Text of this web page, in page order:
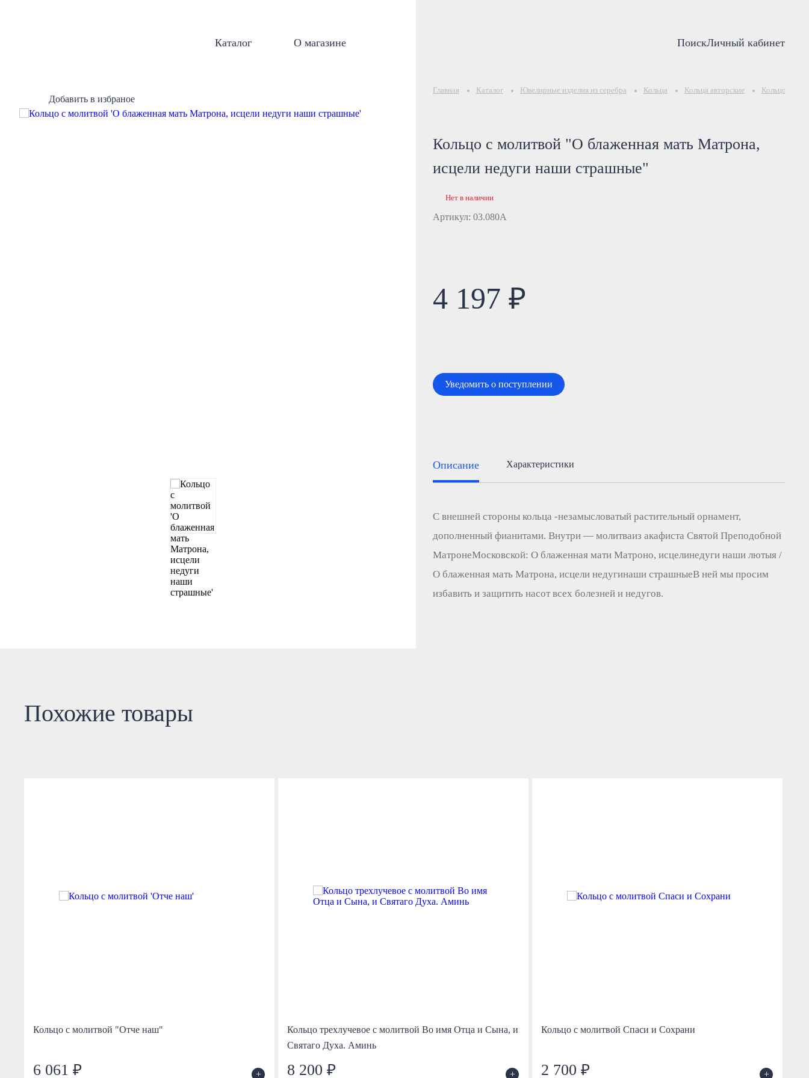
Каталог О магазине ПоискЛичный кабинет
Добавить в избраное
Главная Каталог Ювелирные изделия из серебра Кольца Кольца авторские Кольцо с
Кольцо с молитвой "О блаженная мать Матрона,
исцели недуги наши страшные"
Артикул: 03.080А
Нет в наличии
4 197 ₽
Уведомить о поступлении
Описание Характеристики
С внешней стороны кольца -незамысловатый растительный орнамент,
дополненный фианитами. Внутри — молитваиз акафиста Святой Преподобной
МатронеМосковской: О блаженная мати Матроно, исцелинедуги наши лютыя /
О блаженная мать Матрона, исцели недугинаши страшныеВ ней мы просим
избавить и защитить насот всех болезней и недугов.
Похожие товары
Кольцо с молитвой "Отче наш"
6 061 ₽ +
Кольцо трехлучевое с молитвой Во имя Отца и Сына, и
Святаго Духа. Аминь
8 200 ₽ +
Кольцо с молитвой Спаси и Сохрани
2 700 ₽ +